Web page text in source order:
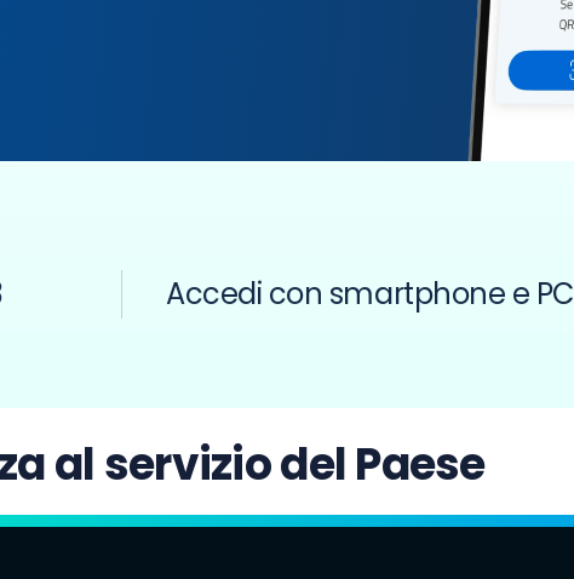
Accedi con smartphone e PC
al servizio del Paese